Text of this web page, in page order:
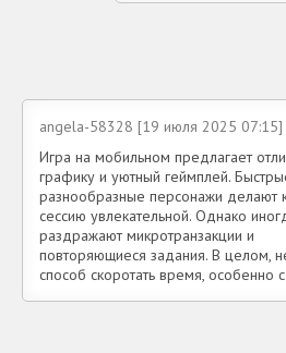
angela-58328 [19 июля 2025 07:15]
Игра на мобильном предлагает
графику и уютный геймплей.
разнообразные персонажи делают
сессию увлекательной. Однако
раздражают микротранзакции и
повторяющиеся задания. В целом,
способ скоротать время, особенно